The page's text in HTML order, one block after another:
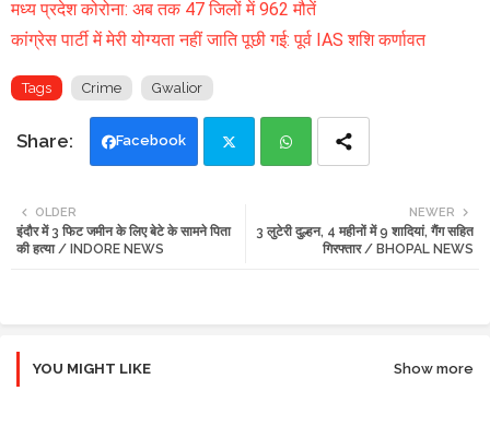
मध्य प्रदेश कोरोना: अब तक 47 जिलों में 962 मौतें
कांग्रेस पार्टी में मेरी योग्यता नहीं जाति पूछी गई: पूर्व IAS शशि कर्णावत
Tags Crime Gwalior
Facebook
tte ats
NEWER
3 लुटेरी दुल्हन, 4 महीनों में 9 शादियां, गैंग सहित
गिरफ्तार / BHOPAL NEWS
OLDER
इंदौर में 3 फिट जमीन के लिए बेटे के सामने पिता
की हत्या / INDORE NEWS
YOU MIGHT LIKE Show more